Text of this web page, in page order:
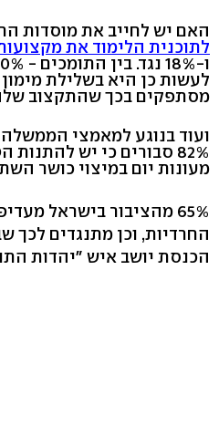
האם יש לחייב את מוסדות
לתוכנית הלימוד את
מסתפקים בכך שהתקצוב
ועוד בנוגע למאמצי
82% סבורים כי יש
מעונות יום במיצוי כושר השתכרות - ו-
65% מהציבור בישראל
החרדיות, וכן מתנגדים
הכנסת יושב איש "יהדות